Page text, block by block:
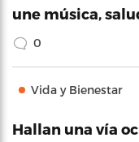
une música,
0
Vida y Bienestar
Hallan una vía